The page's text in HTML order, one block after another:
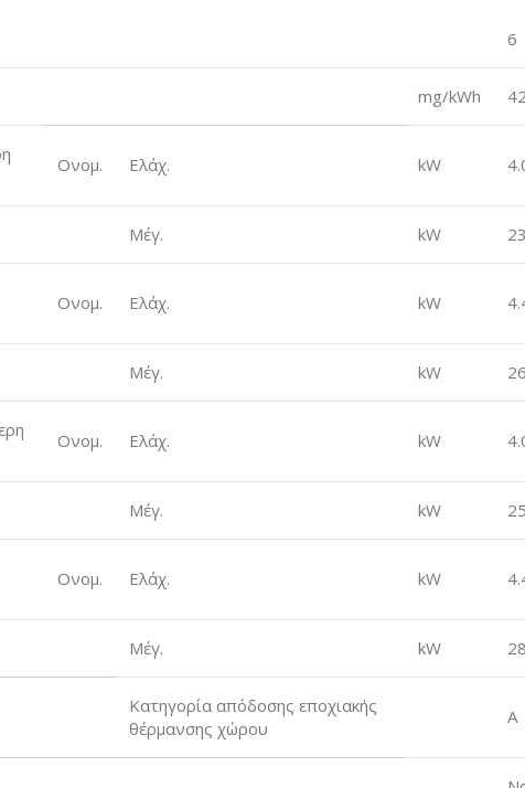
6
mg/kWh 42
Ονομ. Ελάχ. kW
Μέγ. kW
Ονομ. Ελάχ. kW
Μέγ. kW
Ονομ. Ελάχ. kW
Μέγ. kW
Ονομ. Ελάχ. kW
Μέγ. kW
Κατηγορία απόδοσης εποχιακής
θέρμανσης χώρου
A